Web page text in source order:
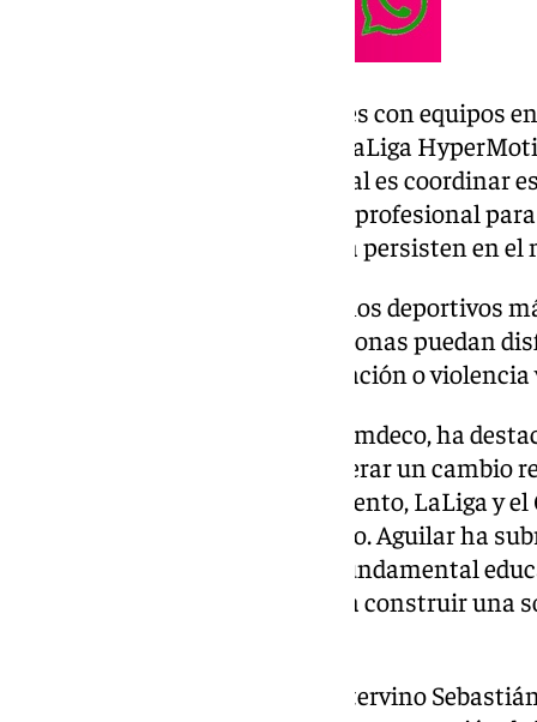
Esta red estatal reúne a ciudades con equipos
categoría del fútbol español, y LaLiga
profesional. Su objetivo principal es coordinar
instituciones locales y el fútbol profesional
xenofobia y el acoso que todavía persisten en
La iniciativa busca crear entornos deportivos
inclusivos, donde todas las personas puedan
sufrir ningún tipo de discriminación o violencia
Marián Aguilar, presidenta del Imdeco, ha
alianza y su potencial para generar un cambio
colaboración entre el Ayuntamiento, LaLiga y
antes y un después”, ha afirmado. Aguilar ha
fuerzas tiene como propósito fundamental
deporte como herramienta para construir una
Durante la jornada, también intervino